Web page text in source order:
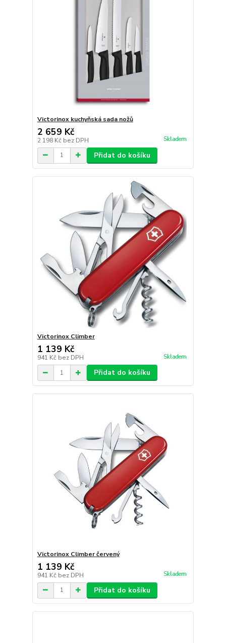
Victorinox kuchyňská sada nožů
2 659 Kč
2 198 Kč bez DPH Skladem
Přidat do košíku
Victorinox Climber
1 139 Kč
941 Kč bez DPH Skladem
Přidat do košíku
Victorinox Climber červený
1 139 Kč
941 Kč bez DPH Skladem
Přidat do košíku